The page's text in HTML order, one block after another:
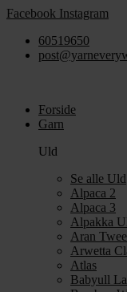
Videre
indhold
Facebook Instagram
60519650
Forside
Garn
Uld
Se alle Uld
Alpaca 2
Alpaca 3
Alpakka
Aran
Arwetta
Atlas
Babyull